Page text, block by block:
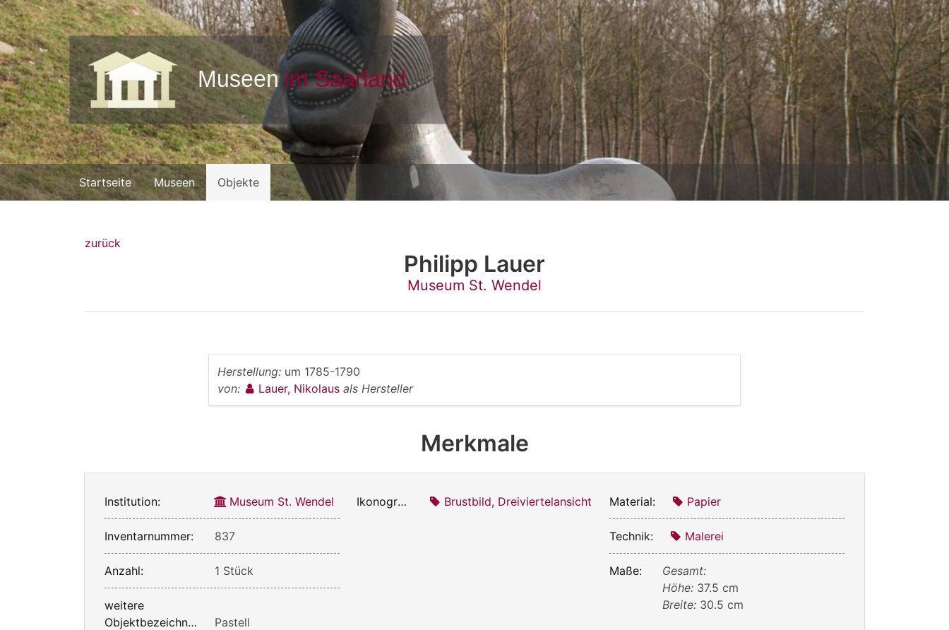
Startseite Museen Objekte
zurück
Philipp Lauer
Museum St. Wendel
Herstellung: um 1785-1790
von:
Lauer, Nikolaus als Hersteller
Merkmale
Institution: Museum St. Wendel
Inventarnummer: 837
Anzahl: 1 Stück
weitere
Objektbezeichnung:
Pastell
Ikonografie: Brustbild, Dreiviertelansicht Material: Papier
Technik: Malerei
Maße:
Gesamt:
Höhe: 37.5 cm
Breite: 30.5 cm